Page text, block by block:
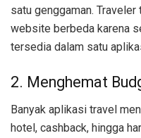
satu genggaman.
website berbeda karena
tersedia dalam satu
2. Menghemat
Banyak aplikasi travel
hotel, cashback, hingga